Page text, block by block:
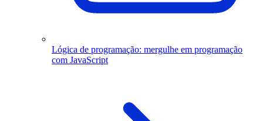
Lógica de programação: mergulhe em programação
com JavaScript